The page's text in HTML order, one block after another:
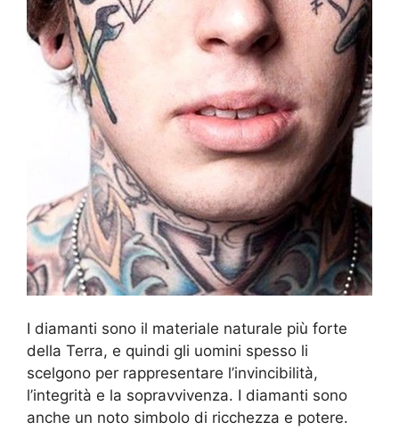
I diamanti sono il materiale naturale più forte
della Terra, e quindi gli uomini spesso li
scelgono per rappresentare l’invincibilità,
l’integrità e la sopravvivenza. I diamanti sono
anche un noto simbolo di ricchezza e potere.